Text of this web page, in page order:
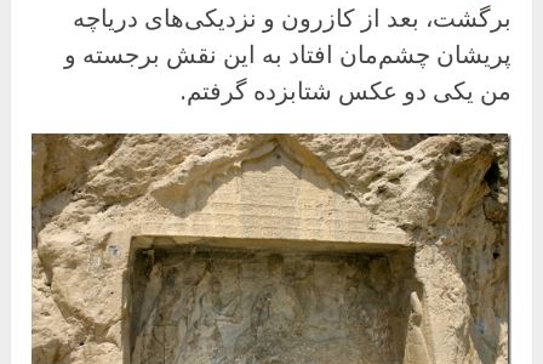
برگشت، بعد از کازرون و نزدیکی‌های دریاچه
پریشان چشم‌مان افتاد به این نقش برجسته و
من یکی دو عکس شتابزده گرفتم.